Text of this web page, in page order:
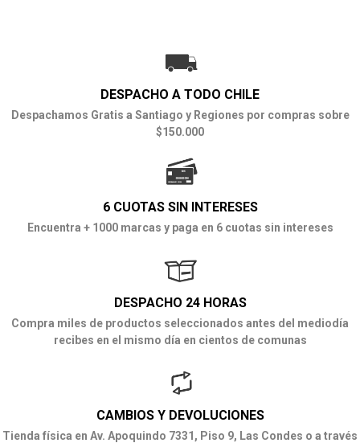
DESPACHO A TODO CHILE
Despachamos Gratis a Santiago y Regiones por compras sobre
$150.000
6 CUOTAS SIN INTERESES
Encuentra + 1000 marcas y paga en 6 cuotas sin intereses
DESPACHO 24 HORAS
Compra miles de productos seleccionados antes del mediodía
recibes en el mismo día en cientos de comunas
CAMBIOS Y DEVOLUCIONES
Tienda física en Av. Apoquindo 7331, Piso 9, Las Condes o a través